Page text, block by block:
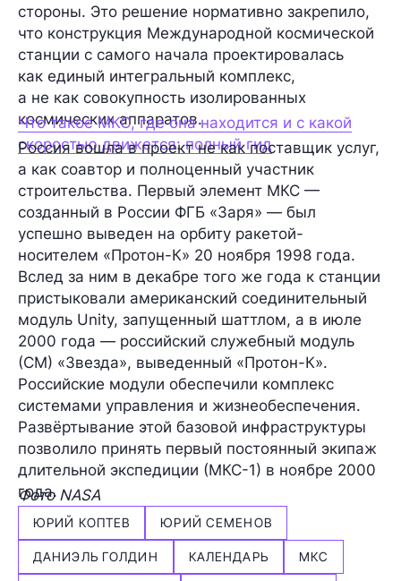
стороны. Это решение нормативно закрепило,
что конструкция Международной космической
станции с самого начала проектировалась
как единый интегральный комплекс,
а не как совокупность изолированных
космических аппаратов.
Что такое МКС, где она находится и с какой
скоростью движется: полный гид
Россия вошла в проект не как поставщик услуг,
а как соавтор и полноценный участник
строительства. Первый элемент МКС —
созданный в России ФГБ «Заря» — был
успешно выведен на орбиту ракетой-
носителем «Протон-К» 20 ноября 1998 года.
Вслед за ним в декабре того же года к станции
пристыковали американский соединительный
модуль Unity, запущенный шаттлом, а в июле
2000 года — российский служебный модуль
(СМ) «Звезда», выведенный «Протон-К».
Российские модули обеспечили комплекс
системами управления и жизнеобеспечения.
Развёртывание этой базовой инфраструктуры
позволило принять первый постоянный экипаж
длительной экспедиции (МКС-1) в ноябре 2000
года.
Фото NASA
ЮРИЙ КОПТЕВ ЮРИЙ СЕМЕНОВ
ДАНИЭЛЬ ГОЛДИН КАЛЕНДАРЬ МКС